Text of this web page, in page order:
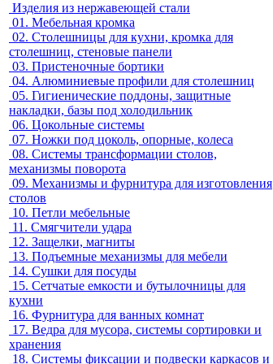
Изделия из нержавеющей стали
01. Мебельная кромка
02. Столешницы для кухни, кромка для
столешниц, стеновые панели
03. Пристеночные бортики
04. Алюминиевые профили для столешниц
05. Гигиенические поддоны, защитные
накладки, базы под холодильник
06. Цокольные системы
07. Ножки под цоколь, опорные, колеса
08. Системы трансформации столов,
механизмы поворота
09. Механизмы и фурнитура для изготовления
столов
10. Петли мебельные
11. Смягчители удара
12. Защелки, магниты
13. Подъемные механизмы для мебели
14. Сушки для посуды
15. Сетчатые емкости и бутылочницы для
кухни
16. Фурнитура для ванных комнат
17. Ведра для мусора, системы сортировки и
хранения
18. Системы фиксации и подвески каркасов и